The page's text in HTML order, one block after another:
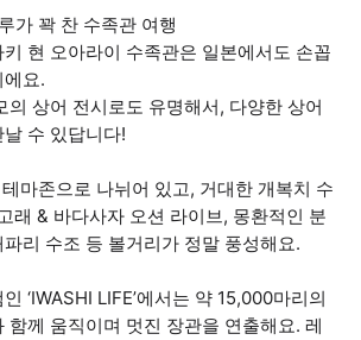
가 꽉 찬 수족관 여행
현 오아라이 수족관은 일본에서도 손꼽
요.
의 상어 전시로도 유명해서, 다양한 상어
수 있답니다!
마존으로 나뉘어 있고, 거대한 개복치 수
래 & 바다사자 오션 라이브, 몽환적인 분
리 수조 등 볼거리가 정말 풍성해요.
‘IWASHI LIFE’에서는 약 15,000마리의
함께 움직이며 멋진 장관을 연출해요. 레